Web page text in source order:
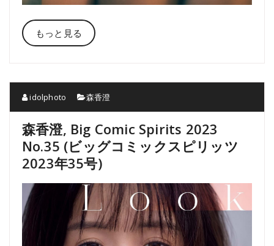
もっと見る
idolphoto 森香澄
森香澄, Big Comic Spirits 2023
No.35 (ビッグコミックスピリッツ
2023年35号)